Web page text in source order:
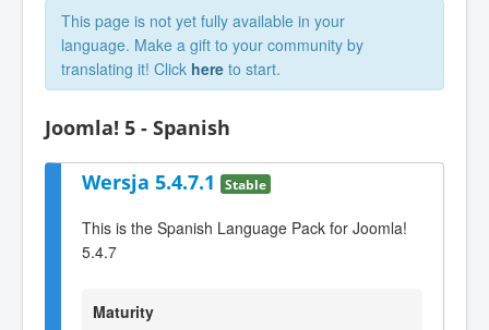
This page is not yet fully available in your
language. Make a gift to your community by
translating it! Click here to start.
Joomla! 5 - Spanish
Wersja 5.4.7.1 Stable
This is the Spanish Language Pack for Joomla!
5.4.7
Maturity